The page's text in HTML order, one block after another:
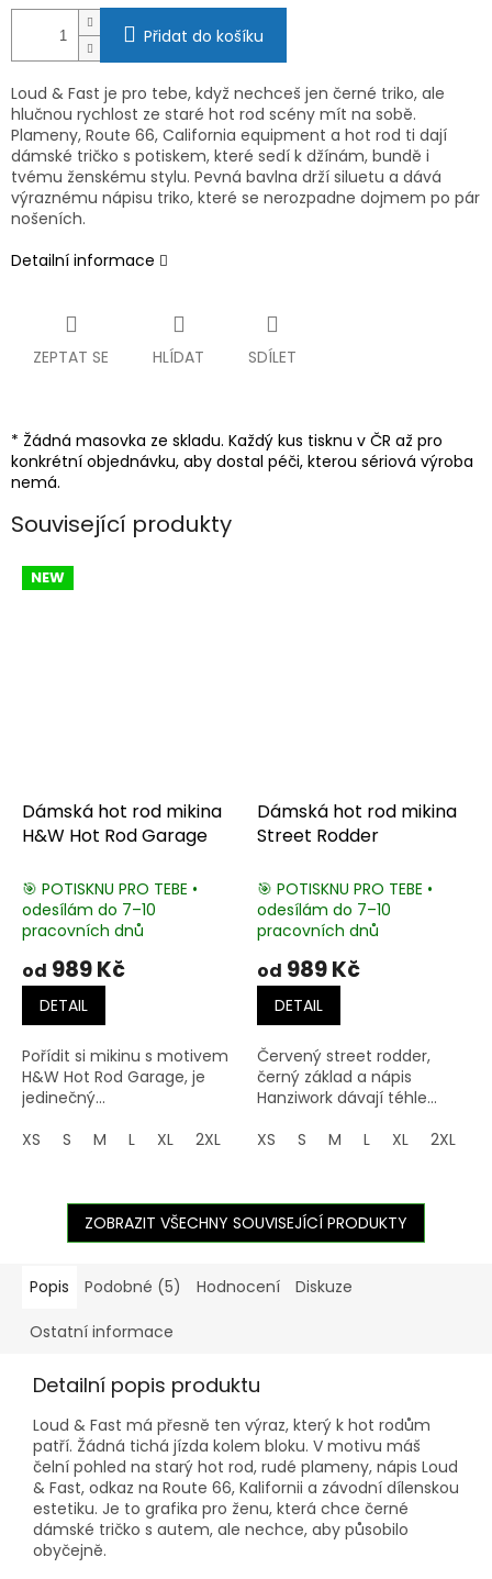
Přidat do košíku
Loud & Fast je pro tebe, když nechceš jen černé triko, ale
hlučnou rychlost ze staré hot rod scény mít na sobě.
Plameny, Route 66, California equipment a hot rod ti dají
dámské tričko s potiskem, které sedí k džínám, bundě i
tvému ženskému stylu. Pevná bavlna drží siluetu a dává
výraznému nápisu triko, které se nerozpadne dojmem po pár
nošeních.
Detailní informace
ZEPTAT SE HLÍDAT SDÍLET
* Žádná masovka ze skladu. Každý kus tisknu v ČR až pro
konkrétní objednávku, aby dostal péči, kterou sériová výroba
nemá.
Související produkty
NEW
Dámská hot rod mikina
H&W Hot Rod Garage
🎯 POTISKNU PRO TEBE •
odesílám do 7–10
pracovních dnů
od 989 Kč
DETAIL
Pořídit si mikinu s motivem
H&W Hot Rod Garage, je
jedinečný...
XS
S M L XL 2XL 3XL 4XL 5XL
Dámská hot rod mikina
Street Rodder
🎯 POTISKNU PRO TEBE •
odesílám do 7–10
pracovních dnů
od 989 Kč
DETAIL
Červený street rodder,
černý základ a nápis
Hanziwork dávají téhle...
XS
S M L XL 2XL
ZOBRAZIT VŠECHNY SOUVISEJÍCÍ PRODUKTY
Popis Podobné (5) Hodnocení Diskuze
Ostatní informace
Detailní popis produktu
Loud & Fast má přesně ten výraz, který k hot rodům
patří. Žádná tichá jízda kolem bloku. V motivu máš
čelní pohled na starý hot rod, rudé plameny, nápis Loud
& Fast, odkaz na Route 66, Kalifornii a závodní dílenskou
estetiku. Je to grafika pro ženu, která chce černé
dámské tričko s autem, ale nechce, aby působilo
obyčejně.